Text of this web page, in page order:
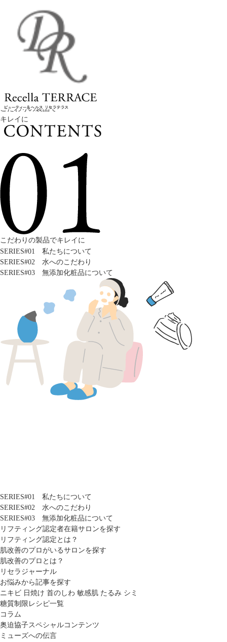
こだわりの製品で
キレイに
こだわりの製品でキレイに
SERIES#01 私たちについて
SERIES#02 水へのこだわり
SERIES#03 無添加化粧品について
SERIES#01 私たちについて
SERIES#02 水へのこだわり
SERIES#03 無添加化粧品について
リフティング認定者在籍サロンを探す
リフティング認定とは？
肌改善のプロがいるサロンを探す
肌改善のプロとは？
リセラジャーナル
お悩みから記事を探す
ニキビ 日焼け 首のしわ 敏感肌 たるみ シミ
糖質制限レシピ一覧
コラム
奥迫協子スペシャルコンテンツ
ミューズへの伝言